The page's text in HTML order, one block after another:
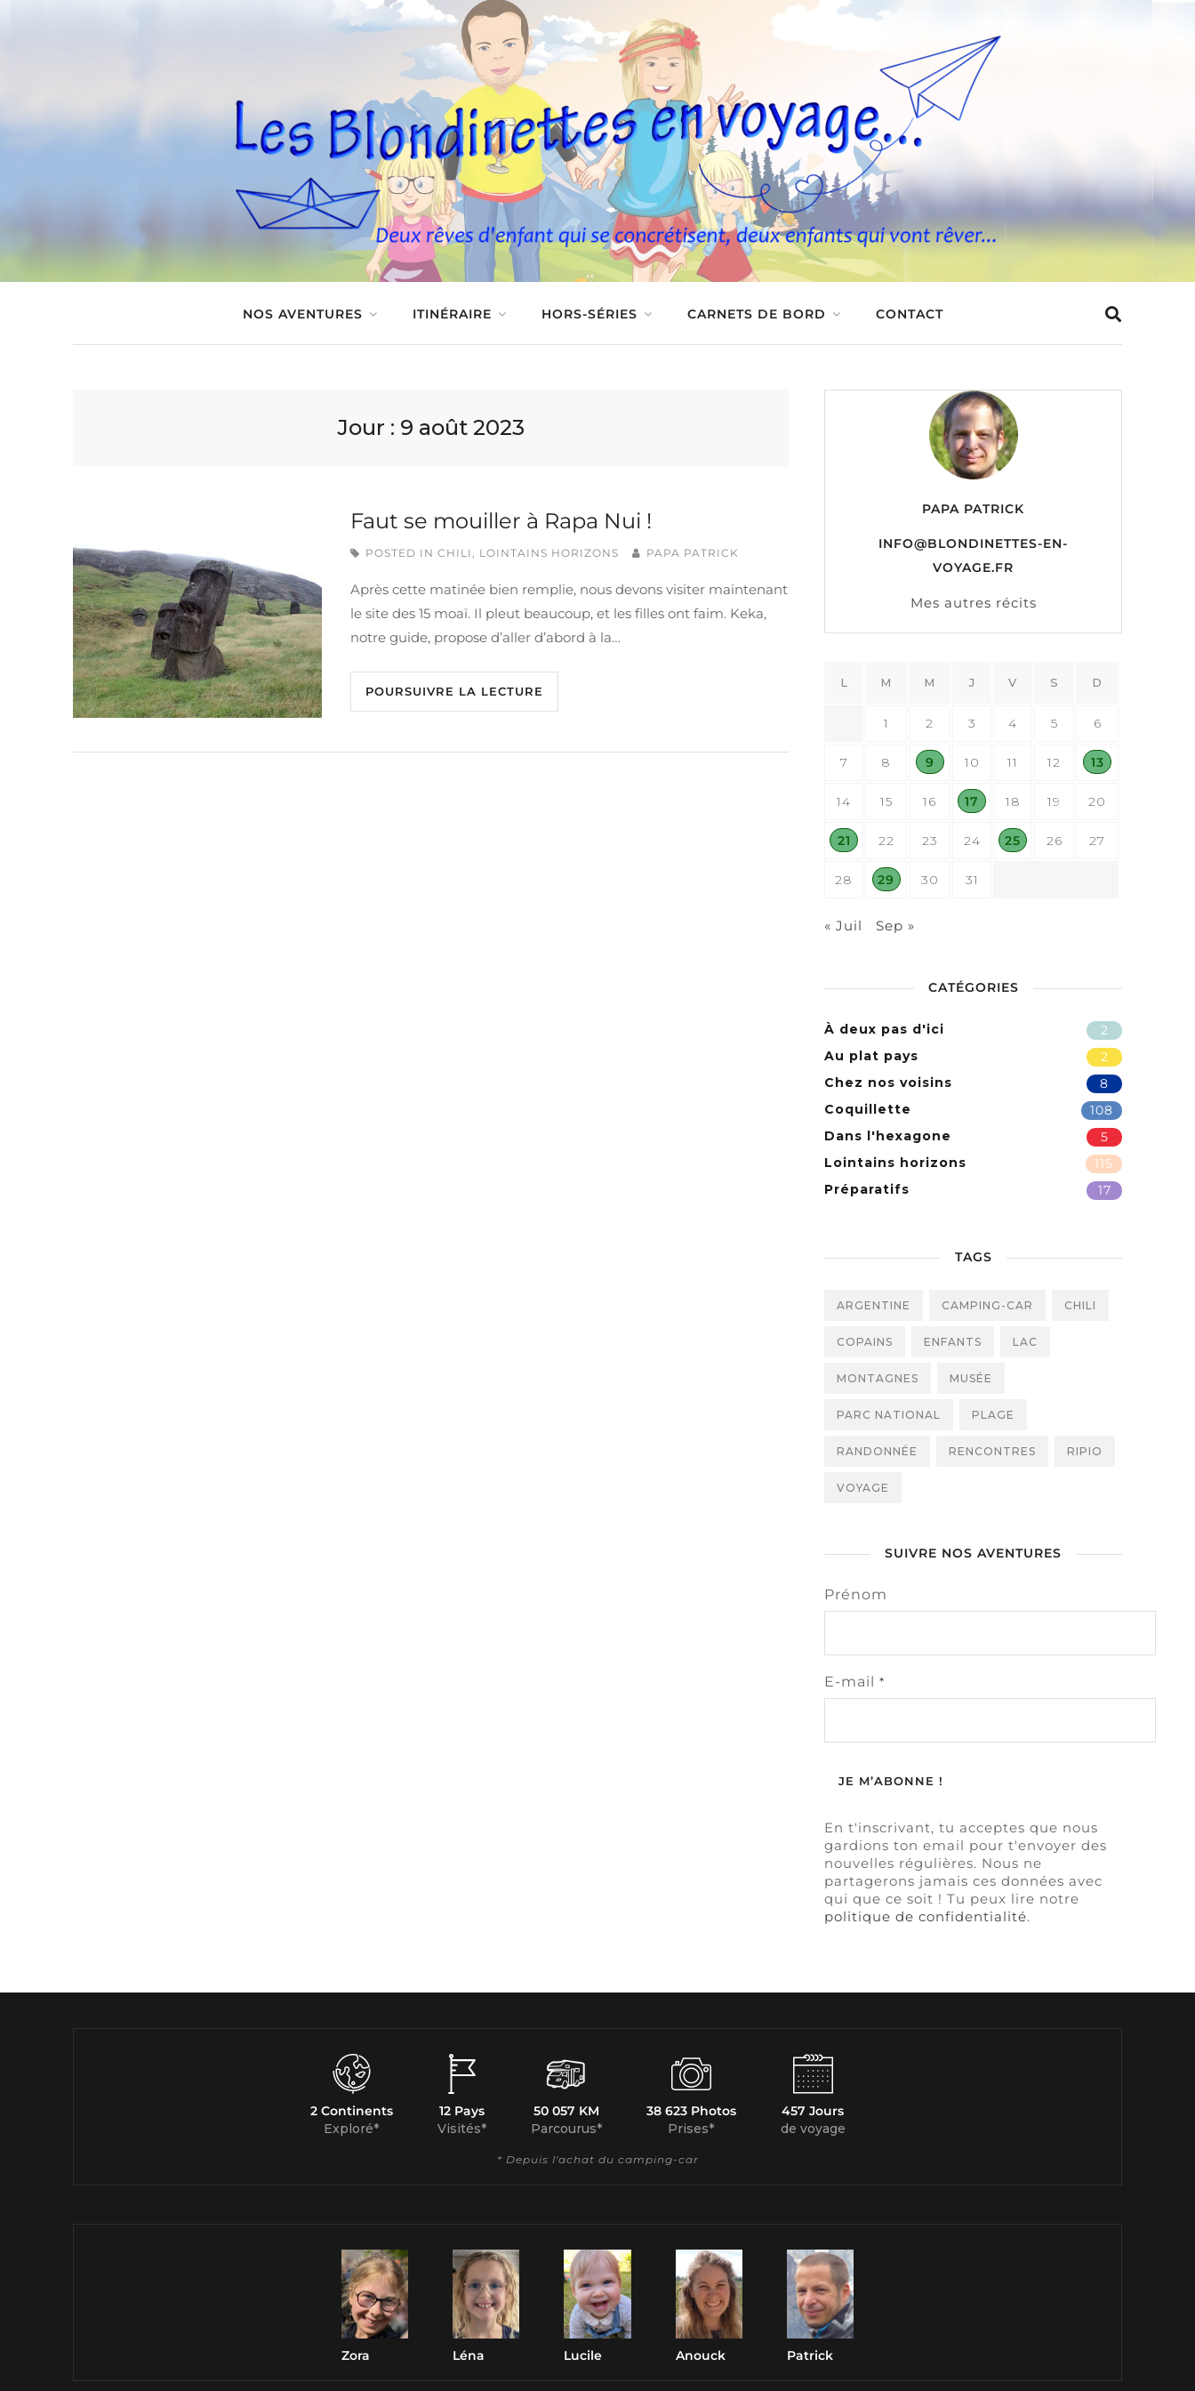
NOS AVENTURES ITINÉRAIRE HORS-SÉRIES CARNETS DE BORD CONTACT
Jour : 9 août 2023
Faut se mouiller à Rapa Nui !
POSTED IN CHILI, LOINTAINS HORIZONS PAPA PATRICK
Après cette matinée bien remplie, nous devons visiter maintenant
le site des 15 moaï. Il pleut beaucoup, et les filles ont faim. Keka,
notre guide, propose d’aller d’abord à la…
POURSUIVRE LA LECTURE
PAPA PATRICK
INFO@BLONDINETTES-EN-
VOYAGE.FR
Mes autres récits
L M M J V S D
1 2 3 4 5 6
7 8 9 10 11 12 13
14 15 16 17 18 19 20
21 22 23 24 25 26 27
28 29 30 31
« Juil Sep »
CATÉGORIES
2
À deux pas d'ici
2
Au plat pays
8
Chez nos voisins
108
Coquillette
5
Dans l'hexagone
115
Lointains horizons
17
Préparatifs
TAGS
ARGENTINE CAMPING-CAR CHILI
COPAINS ENFANTS LAC
MONTAGNES MUSÉE
PARC NATIONAL PLAGE
RANDONNÉE RENCONTRES RIPIO
VOYAGE
SUIVRE NOS AVENTURES
Prénom
E-mail *
En t'inscrivant, tu acceptes que nous
gardions ton email pour t'envoyer des
nouvelles régulières. Nous ne
partagerons jamais ces données avec
qui que ce soit ! Tu peux lire notre
politique de confidentialité.
2 Continents
Exploré*
12 Pays
Visités*
50 057 KM
Parcourus*
38 623 Photos
Prises*
457 Jours
de voyage
* Depuis l'achat du camping-car
Zora Léna Lucile Anouck Patrick